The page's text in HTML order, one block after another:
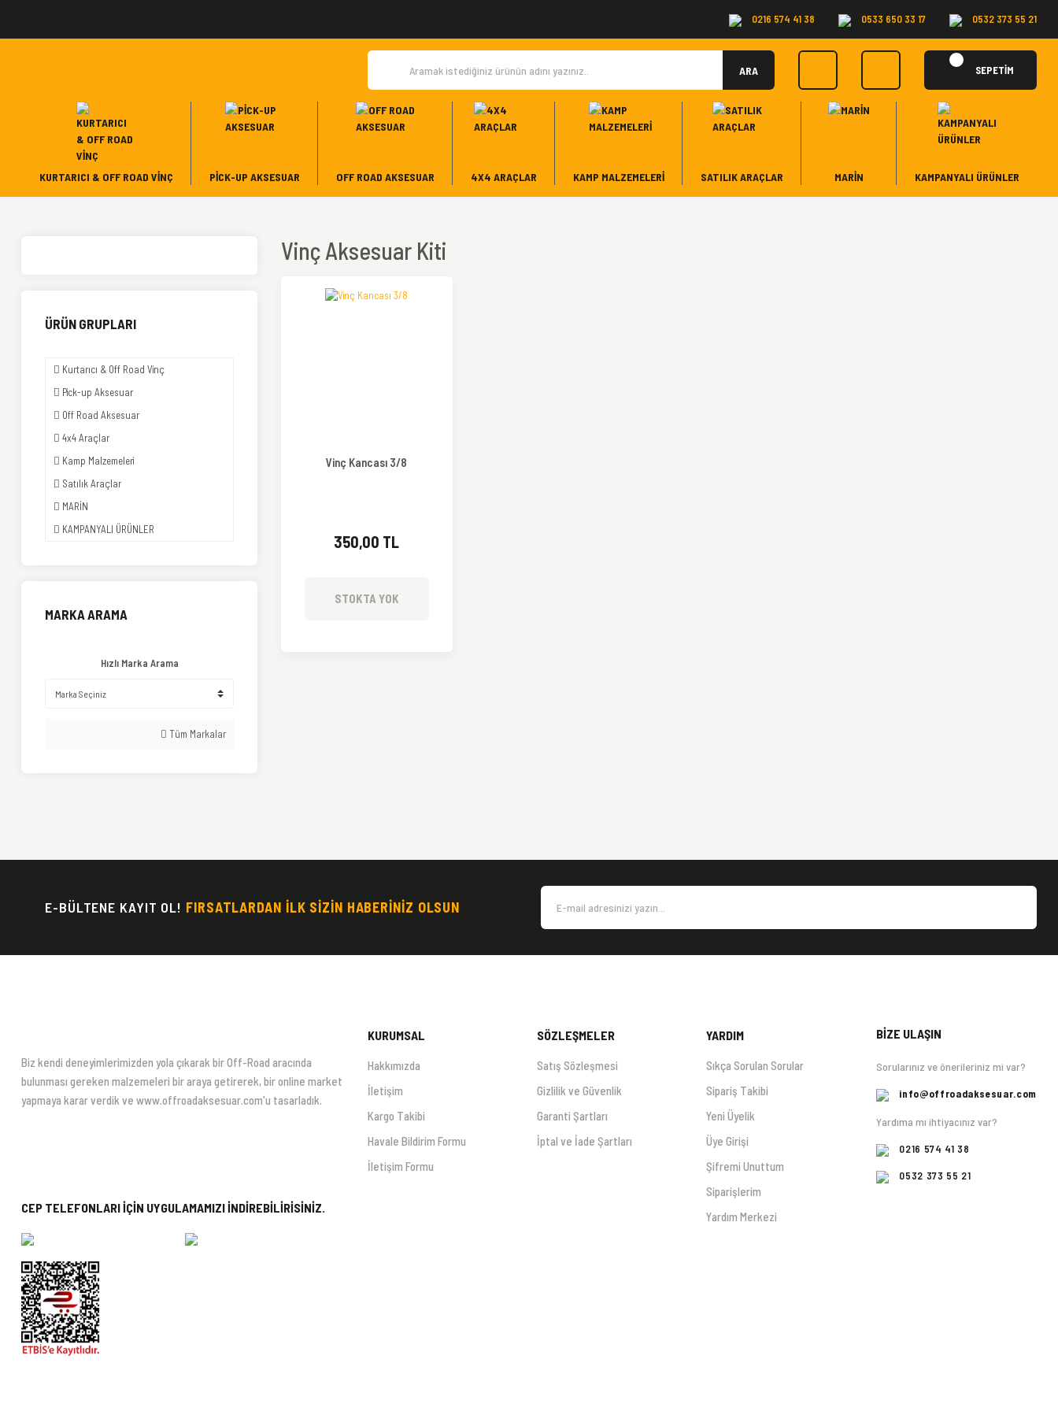
0216 574 41 38 0533 650 33 17 0532 373 55 21
ARA SEPETİM
KURTARICI & OFF ROAD VINÇ PICK-UP AKSESUAR OFF ROAD AKSESUAR 4X4 ARAÇLAR KAMP MALZEMELERI SATILIK ARAÇLAR MARİN KAMPANYALI ÜRÜNLER
ÜRÜN GRUPLARI
Kurtarıcı & Off Road Vinç
Pick-up Aksesuar
Off Road Aksesuar
4x4 Araçlar
Kamp Malzemeleri
Satılık Araçlar
MARİN
KAMPANYALI ÜRÜNLER
MARKA ARAMA
Hızlı Marka Arama
Tüm Markalar
Vinç Aksesuar Kiti
Vinç Kancası 3/8
350,00 TL
STOKTA YOK
E-BÜLTENE KAYIT OL! FIRSATLARDAN İLK SİZİN HABERİNİZ OLSUN
Biz kendi deneyimlerimizden yola çıkarak bir Off-Road aracında
bulunması gereken malzemeleri bir araya getirerek, bir online market
yapmaya karar verdik ve www.offroadaksesuar.com'u tasarladık.
CEP TELEFONLARI İÇİN UYGULAMAMIZI İNDİREBİLİRİSİNİZ.
KURUMSAL
Hakkımızda
İletişim
Kargo Takibi
Havale Bildirim Formu
İletişim Formu
SÖZLEŞMELER
Satış Sözleşmesi
Gizlilik ve Güvenlik
Garanti Şartları
İptal ve İade Şartları
YARDIM
Sıkça Sorulan Sorular
Sipariş Takibi
Yeni Üyelik
Üye Girişi
Şifremi Unuttum
Siparişlerim
Yardım Merkezi
BİZE ULAŞIN
Sorularınız ve önerileriniz mi var?
info@offroadaksesuar.com
Yardıma mı ihtiyacınız var?
0216 574 41 38
0532 373 55 21